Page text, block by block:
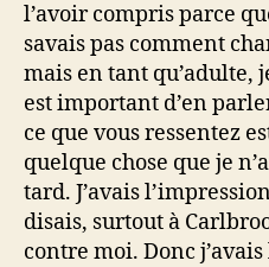
l’avoir compris parce
savais pas comment
mais en tant qu’adulte,
est important d’en
ce que vous ressentez
quelque chose que je
tard. J’avais
disais, surtout à
contre moi. Donc